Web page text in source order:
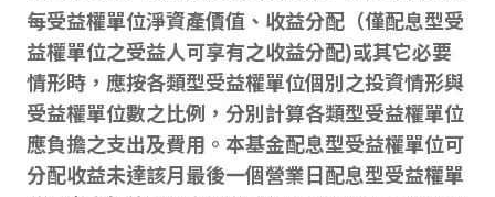
每受益權單位淨資產價值、收益分配（僅配息型受
益權單位之受益人可享有之收益分配)或其它必要
情形時，應按各類型受益權單位個別之投資情形與
受益權單位數之比例，分別計算各類型受益權單位
應負擔之支出及費用。本基金配息型受益權單位可
分配收益未達該月最後一個營業日配息型受益權單